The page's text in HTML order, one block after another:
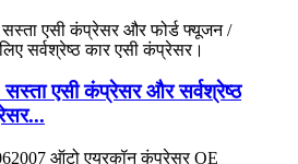
एसी कंप्रेसर और सर्वश्रेष्ठ